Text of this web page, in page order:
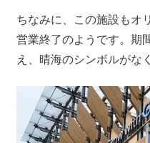
ちなみに、この施設もオ
営業終了のようです。期
え、晴海のシンボルがな